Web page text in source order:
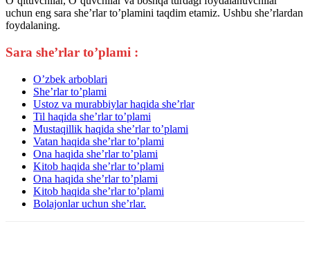
uchun eng sara she’rlar to’plamini taqdim etamiz. Ushbu she’rlardan
foydalaning.
Sara she’rlar to’plami :
O’zbek arboblari
She’rlar to’plami
Ustoz va murabbiylar haqida she’rlar
Til haqida she’rlar to’plami
Mustaqillik haqida she’rlar to’plami
Vatan haqida she’rlar to’plami
Ona haqida she’rlar to’plami
Kitob haqida she’rlar to’plami
Ona haqida she’rlar to’plami
Kitob haqida she’rlar to’plami
Bolajonlar uchun she’rlar.